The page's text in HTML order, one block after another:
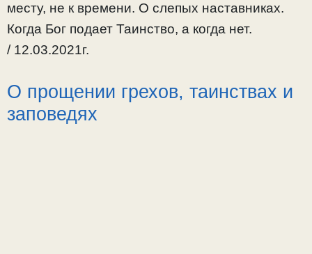
месту, не к времени. О слепых наставниках.
Когда Бог подает Таинство, а когда нет.
/ 12.03.2021г.
О прощении грехов, таинствах и
заповедях